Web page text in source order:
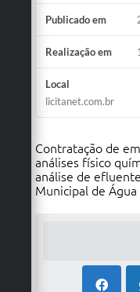
Publicado em
Realização em
Local
licitanet.com.br
Contratação de
análises físico
análise de
Municipal de Água